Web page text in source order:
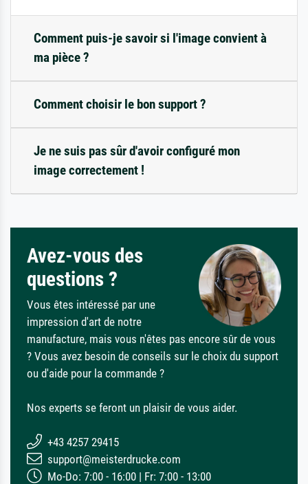
Comment puis-je savoir si l'image convient à
ma pièce ?
Comment choisir le bon support ?
Je ne suis pas sûr d'avoir configuré mon
image correctement !
Avez-vous des
questions ?
Vous êtes intéressé par une
impression d'art de notre
manufacture, mais vous n'êtes pas encore sûr de vous
? Vous avez besoin de conseils sur le choix du support
ou d'aide pour la commande ?
Nos experts se feront un plaisir de vous aider.
+43 4257 29415
support@meisterdrucke.com
Mo-Do: 7:00 - 16:00 | Fr: 7:00 - 13:00